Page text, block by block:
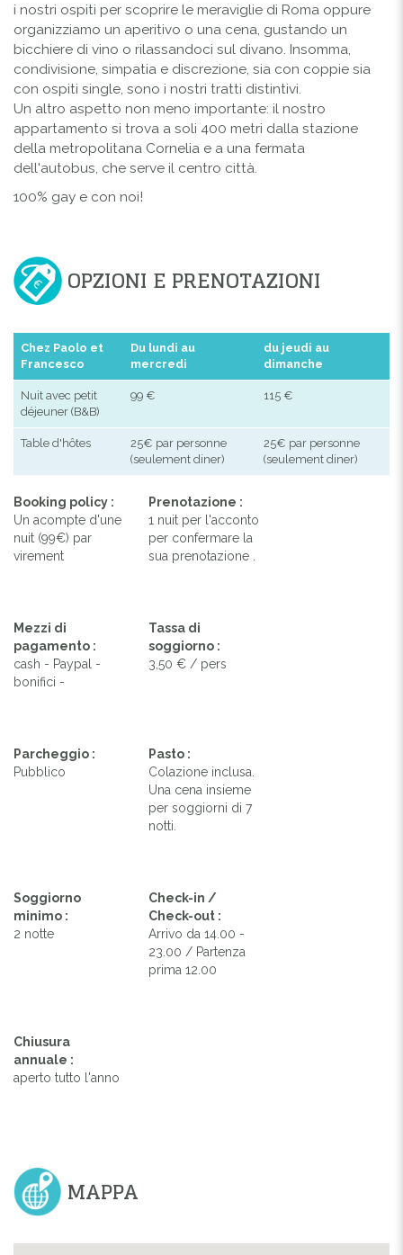
i nostri ospiti per scoprire le meraviglie di Roma oppure
organizziamo un aperitivo o una cena, gustando un
bicchiere di vino o rilassandoci sul divano. Insomma,
condivisione, simpatia e discrezione, sia con coppie sia
con ospiti single, sono i nostri tratti distintivi.
Un altro aspetto non meno importante: il nostro
appartamento si trova a soli 400 metri dalla stazione
della metropolitana Cornelia e a una fermata
dell'autobus, che serve il centro città.
100% gay e con noi!
OPZIONI E PRENOTAZIONI
Chez Paolo et
Francesco
Du lundi au
mercredi
du jeudi au
dimanche
Nuit avec petit
déjeuner (B&B)
99 € 115 €
Table d'hôtes
25€ par personne
(seulement diner)
25€ par personne
(seulement diner)
Booking policy :
Un acompte d'une
nuit (99€) par
virement
Prenotazione :
1 nuit per l'acconto
per confermare la
sua prenotazione .
Mezzi di
pagamento :
cash - Paypal -
bonifici -
Tassa di
soggiorno :
3,50 € / pers
Parcheggio :
Pubblico
Pasto :
Colazione inclusa.
Una cena insieme
per soggiorni di 7
notti.
Soggiorno
minimo :
2 notte
Check-in /
Check-out :
Arrivo da 14.00 -
23.00 / Partenza
prima 12.00
Chiusura
annuale :
aperto tutto l'anno
MAPPA